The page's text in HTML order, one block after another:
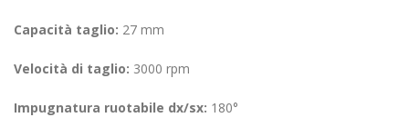
Capacità taglio: 27 mm
Velocità di taglio: 3000 rpm
Impugnatura ruotabile dx/sx: 180°